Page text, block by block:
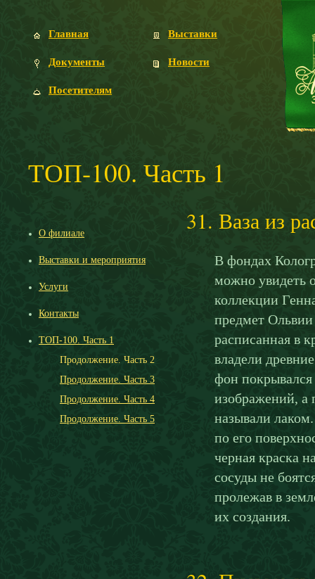
Главная
Документы
Посетителям
Выставки
Новости
ТОП-100. Часть 1
О филиале
Выставки и мероприятия
Услуги
Контакты
ТОП-100. Часть 1
Продолжение. Часть 2
Продолжение. Часть 3
Продолжение. Часть 4
Продолжение. Часть 5
31. Ваза из
В фондах
можно увидеть
коллекции
предмет
расписанная в
владели
фон
изображений, а
называли
по его
черная краска
сосуды не
пролежав в
их создания.